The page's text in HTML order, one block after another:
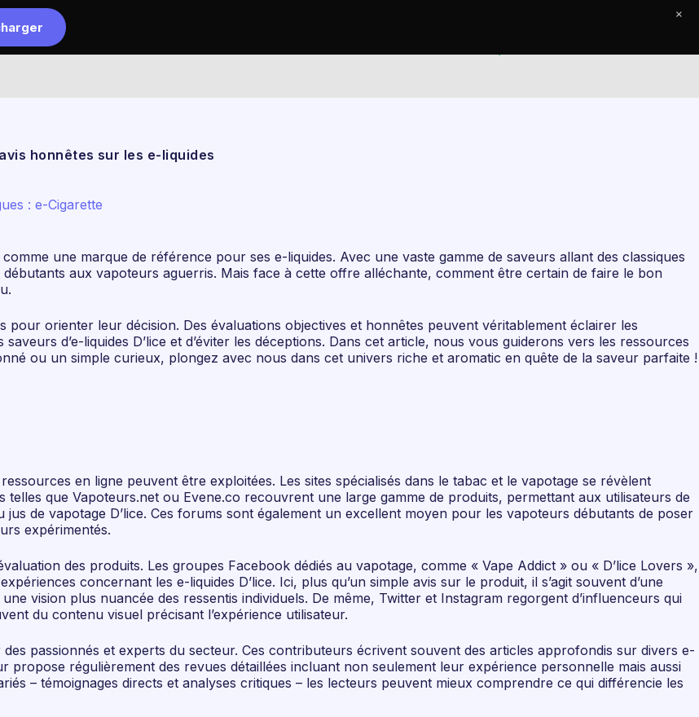
honnêtes sur les e-liquides
: e-Cigarette
une marque de référence pour ses e-liquides. Avec une vaste gamme de saveurs allant des classiques
aux vapoteurs aguerris. Mais face à cette offre alléchante, comment être certain de faire le bon
pour orienter leur décision. Des évaluations objectives et honnêtes peuvent véritablement éclairer les
d’e-liquides D’lice et d’éviter les déceptions. Dans cet article, nous vous guiderons vers les ressources
ou un simple curieux, plongez avec nous dans cet univers riche et aromatic en quête de la saveur parfaite !
en ligne peuvent être exploitées. Les sites spécialisés dans le tabac et le vapotage se révèlent
telles que Vapoteurs.net ou Evene.co recouvrent une large gamme de produits, permettant aux utilisateurs de
de vapotage D’lice. Ces forums sont également un excellent moyen pour les vapoteurs débutants de poser
expérimentés.
des produits. Les groupes Facebook dédiés au vapotage, comme « Vape Addict » ou « D’lice Lovers »,
concernant les e-liquides D’lice. Ici, plus qu’un simple avis sur le produit, il s’agit souvent d’une
vision plus nuancée des ressentis individuels. De même, Twitter et Instagram regorgent d’influenceurs qui
du contenu visuel précisant l’expérience utilisateur.
passionnés et experts du secteur. Ces contributeurs écrivent souvent des articles approfondis sur divers e-
propose régulièrement des revues détaillées incluant non seulement leur expérience personnelle mais aussi
– témoignages directs et analyses critiques – les lecteurs peuvent mieux comprendre ce qui différencie les
×